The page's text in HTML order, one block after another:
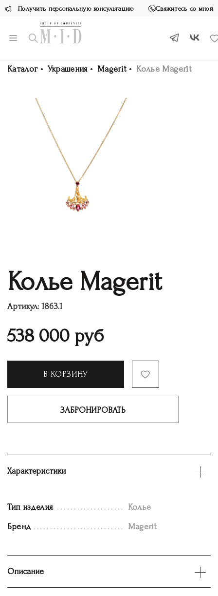
Получить персональную консультацию Свяжитесь со мной
Каталог Украшения Magerit Колье Magerit
Колье Magerit
Артикул: 1863.1
538 000 руб
В КОРЗИНУ
ЗАБРОНИРОВАТЬ
Характеристики
Тип изделия Колье
Бренд Magerit
Описание